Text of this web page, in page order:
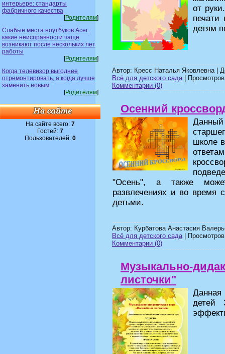
интерьере: стандарты
фабричного качества
[Родителям]
Слабые места ноутбуков Acer:
какие неисправности чаще
возникают после нескольких лет
работы
[Родителям]
Когда телевизор выгоднее
отремонтировать, а когда лучше
заменить новым
[Родителям]
На сайте всего: 7
Гостей: 7
Пользователей: 0
от
детям
Автор: Кресс Наталья Яковлевна |
Всё для детского сада|
Комментарии (0)
Осенний
школе
"Осень", а также
развлечениях и во время
детьми.
Автор: Курбатова Анастасия
Всё для детского сада|
Комментарии (0)
Музыкально-
листочки"
Данная
детей